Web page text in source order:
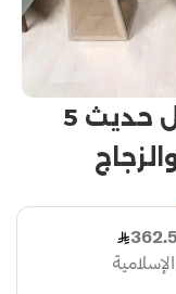
طقم طاولات ضيافة شكل حديث 5